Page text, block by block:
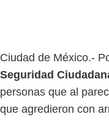
Ciudad de México.-
Seguridad
personas que al
que agredieron con